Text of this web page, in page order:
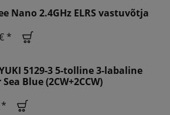
Nano 2.4GHz ELRS vastuvõtja
*
5129-3 5-tolline 3-labaline
Blue (2CW+2CCW)
*